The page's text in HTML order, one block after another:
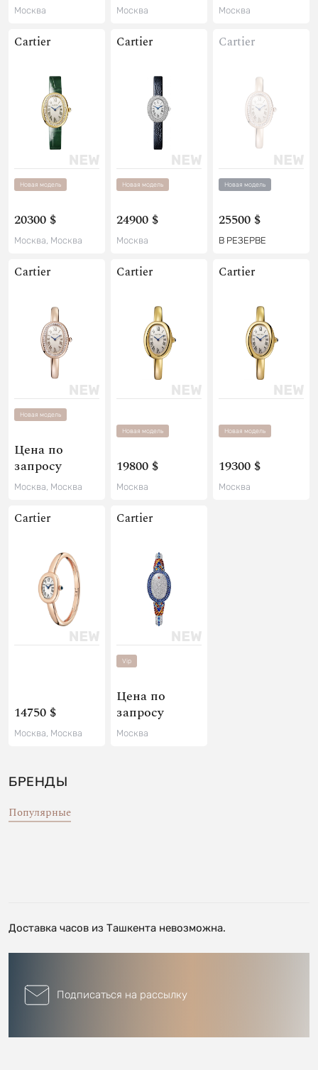
Москва Москва Москва
Cartier
Новая модель
20300 $
Москва, Москва
Cartier
Новая модель
24900 $
Москва
Cartier
Новая модель
25500 $
В РЕЗЕРВЕ
Cartier
Новая модель
Цена по
запросу
Москва, Москва
Cartier
Новая модель
19800 $
Москва
Cartier
Новая модель
19300 $
Москва
Cartier
14750 $
Москва, Москва
Cartier
Vip
Цена по
запросу
Москва
БРЕНДЫ
Популярные
Доставка часов из Ташкента невозможна.
Подписаться на рассылку